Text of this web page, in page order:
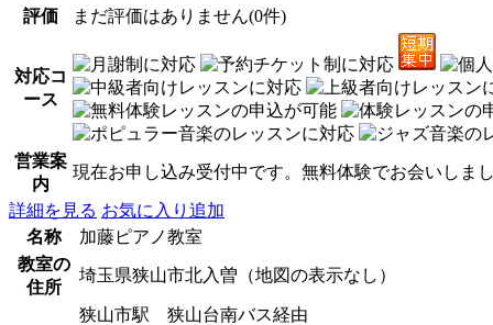
評価 まだ評価はありません(0件)
対応コ
ース
営業案
内
現在お申し込み受付中です。無料体験でお会いしま
詳細を見る お気に入り追加
名称
加藤ピアノ教室
教室の
住所
埼玉県狭山市北入曽（地図の表示なし）
狭山市駅 狭山台南バス経由